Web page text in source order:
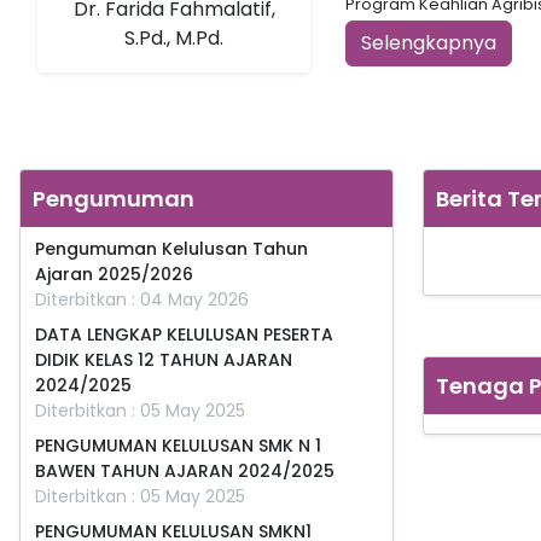
Dr. Farida Fahmalatif,
S.Pd., M.Pd.
Program Keahlian
Selengkapnya
Pengumuman
Pengumuman Kelulusan Tahun
Ajaran 2025/2026
Diterbitkan : 04 May 2026
DATA LENGKAP KELULUSAN PESERTA
DIDIK KELAS 12 TAHUN AJARAN
2024/2025
Diterbitkan : 05 May 2025
PENGUMUMAN KELULUSAN SMK N 1
BAWEN TAHUN AJARAN 2024/2025
Diterbitkan : 05 May 2025
PENGUMUMAN KELULUSAN SMKN1
Berita
Tenaga